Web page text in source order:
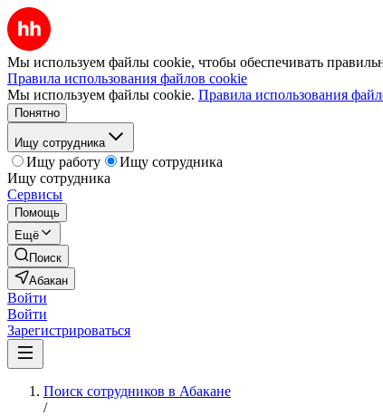
Мы используем файлы cookie, чтобы обеспечивать
Правила использования файлов cookie
Мы используем файлы cookie. Правила использования
Понятно
Ищу сотрудника
Ищу работу
Ищу сотрудника
Ищу сотрудника
Сервисы
Помощь
Ещё
Поиск
Абакан
Войти
Войти
Зарегистрироваться
Поиск сотрудников в Абакане
/